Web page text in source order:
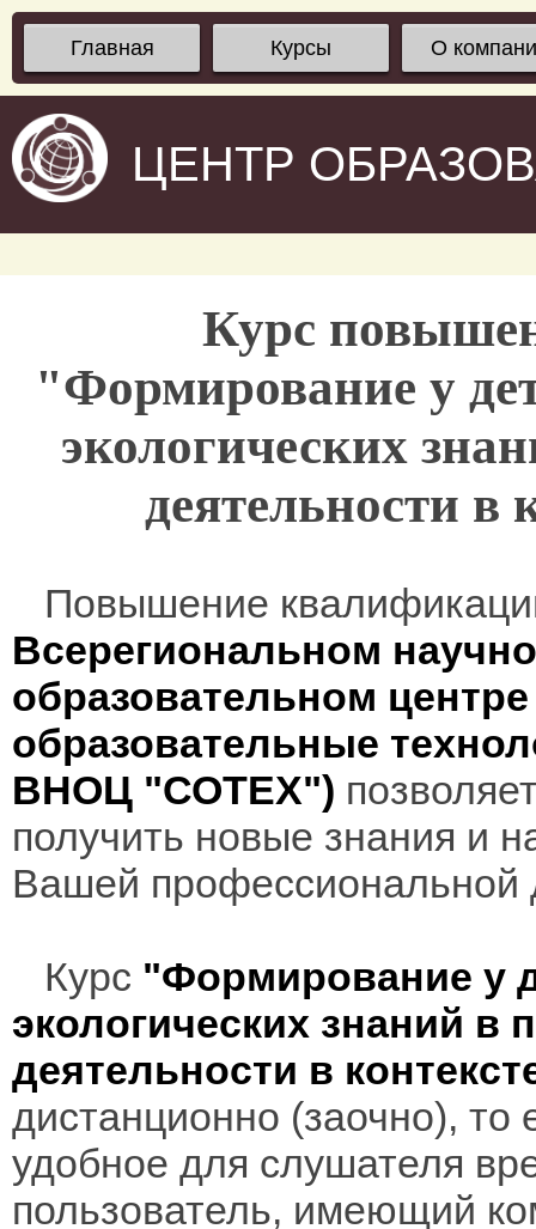
Главная Курсы О
ЦЕНТР
Курс
"Формирование у
экологических
деятельности
Повышение
Всерегиональном
образовательном
образовательные
ВНОЦ "СОТЕХ")
получить новые знания и
Вашей профессиональной
Курс "Формирование у
экологических знаний в
деятельности в
дистанционно (заочно), то
удобное для слушателя
пользователь, имеющий